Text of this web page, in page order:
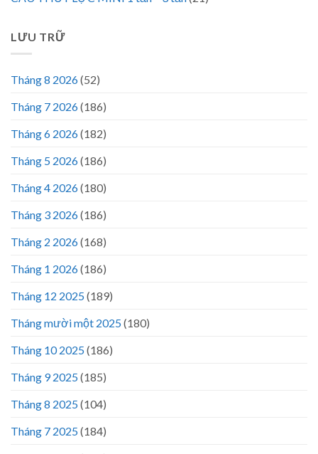
LƯU TRỮ
Tháng 8 2026(52)
Tháng 7 2026(186)
Tháng 6 2026(182)
Tháng 5 2026(186)
Tháng 4 2026(180)
Tháng 3 2026(186)
Tháng 2 2026(168)
Tháng 1 2026(186)
Tháng 12 2025(189)
Tháng mười một 2025(180)
Tháng 10 2025(186)
Tháng 9 2025(185)
Tháng 8 2025(104)
Tháng 7 2025(184)